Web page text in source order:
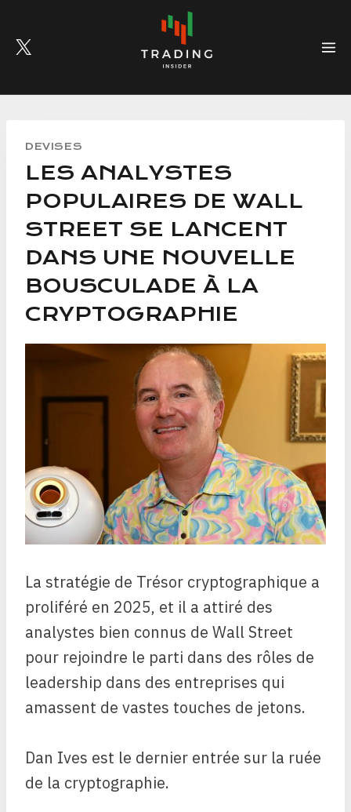
content
DEVISES
LES ANALYSTES
POPULAIRES DE WALL
STREET SE LANCENT
DANS UNE NOUVELLE
BOUSCULADE À LA
CRYPTOGRAPHIE
La stratégie de Trésor cryptographique a
proliféré en 2025, et il a attiré des
analystes bien connus de Wall Street
pour rejoindre le parti dans des rôles de
leadership dans des entreprises qui
amassent de vastes touches de jetons.
Dan Ives est le dernier entrée sur la ruée
de la cryptographie.